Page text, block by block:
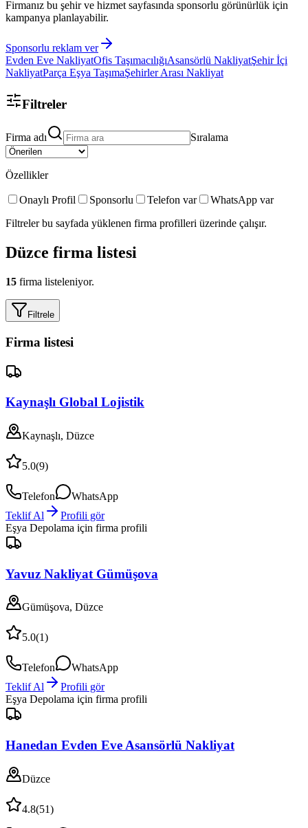
Firmanız bu şehir ve hizmet sayfasında sponsorlu görünürlük için
kampanya planlayabilir.
Sponsorlu reklam ver
Evden Eve NakliyatOfis TaşımacılığıAsansörlü NakliyatŞehir İçi
NakliyatParça Eşya TaşımaŞehirler Arası Nakliyat
Filtreler
Firma adı Sıralama
Özellikler
Onaylı Profil Sponsorlu Telefon var
WhatsApp var
Filtreler bu sayfada yüklenen firma profilleri üzerinde çalışır.
Düzce firma listesi
15 firma listeleniyor.
Filtrele
Firma listesi
Kaynaşlı Global Lojistik
Kaynaşlı, Düzce
5.0(9)
Telefon
WhatsApp
Teklif Al
Profili gör
Eşya Depolama için firma profili
Yavuz Nakliyat Gümüşova
Gümüşova, Düzce
5.0(1)
Telefon
WhatsApp
Teklif Al
Profili gör
Eşya Depolama için firma profili
Hanedan Evden Eve Asansörlü Nakliyat
Düzce
4.8(51)